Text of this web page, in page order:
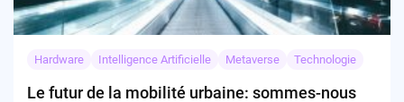
Hardware Intelligence Artificielle Metaverse Technologie
Le futur de la mobilité urbaine: sommes-nous